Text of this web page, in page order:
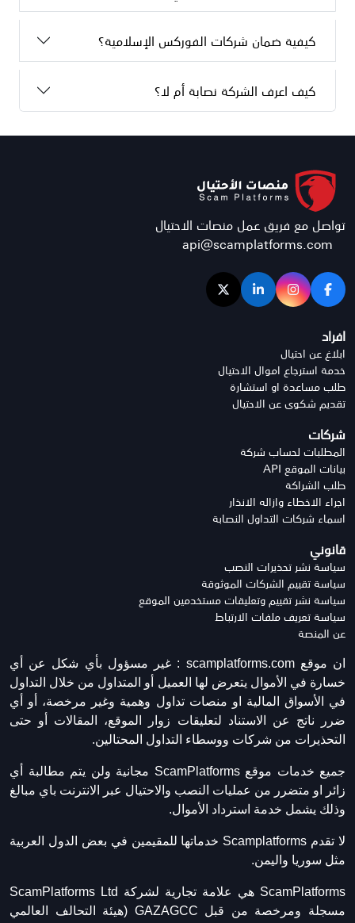
كيفية ضمان شركات الفوركس الإسلامية؟
كيف اعرف الشركة نصابة أم لا؟
تواصل مع فريق عمل منصات الاحتيال
api@scamplatforms.com
افراد
ابلاغ عن احتيال
خدمة استرجاع اموال الاحتيال
طلب مساعدة او استشارة
تقديم شكوى عن الاحتيال
شركات
المطلبات لحساب شركة
بيانات الموقع API
طلب الشراكة
اجراء الاخطاء وازاله الانذار
اسماء شركات التداول النصابة
قانوني
سياسة نشر تحذيرات النصب
سياسة تقييم الشركات الموثوقة
سياسة نشر تقييم وتعليقات مستخدمين الموقع
سياسة تعريف ملفات الارتباط
عن المنصة
ان موقع scamplatforms.com :
غير مسؤول بأي شكل عن أي
خسارة في الأموال يتعرض لها العميل أو المتداول من خلال التداول
في الأسواق المالية او منصات تداول وهمية وغير مرخصة، أو أي
ضرر ناتج عن الاستناد لتعليقات زوار الموقع، المقالات أو حتى
التحذيرات من شركات ووسطاء التداول المحتالين.
جميع خدمات موقع ScamPlatforms مجانية ولن يتم مطالبة أي
زائر او متضرر من عمليات النصب والاحتيال عبر الانترنت باي مبالغ
وذلك يشمل خدمة استرداد الأموال.
لا تقدم Scamplatforms خدماتها للمقيمين في بعض الدول العربية
مثل سوريا واليمن.
ScamPlatforms هي علامة تجارية لشركة ScamPlatforms Ltd
مسجلة ومرخصة من قبل GAZAGCC (هيئة التحالف العالمي